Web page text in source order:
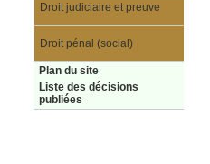
Droit judiciaire et preuve
Droit pénal (social)
Plan du site
Liste des décisions
publiées